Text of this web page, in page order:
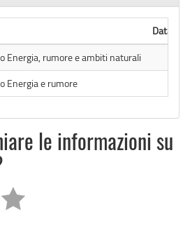
Data
Energia, rumore e ambiti naturali
Energia e rumore
le informazioni su